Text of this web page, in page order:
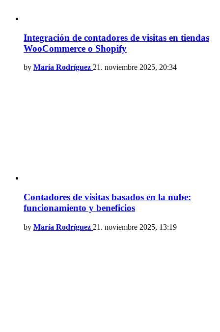
Integración de contadores de visitas en tiendas
WooCommerce o Shopify
by María Rodríguez 21. noviembre 2025, 20:34
Contadores de visitas basados en la nube:
funcionamiento y beneficios
by María Rodríguez 21. noviembre 2025, 13:19